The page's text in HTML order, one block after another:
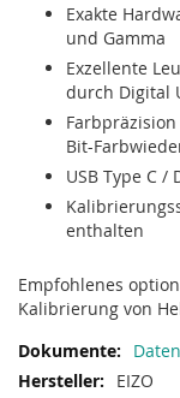
Exakte
und Gamma
Exzellente
durch Digital
Bit-
USB Type C /
enthalten
Empfohlenes
Kalibrierung von
EIZO